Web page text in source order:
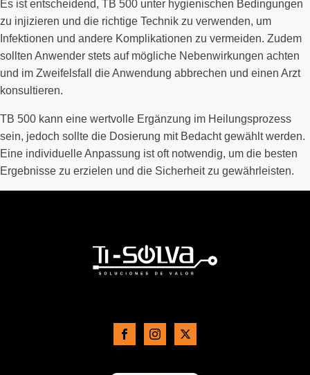
Es ist entscheidend, TB 500 unter hygienischen Bedingungen
zu injizieren und die richtige Technik zu verwenden, um
Infektionen und andere Komplikationen zu vermeiden. Zudem
sollten Anwender stets auf mögliche Nebenwirkungen achten
und im Zweifelsfall die Anwendung abbrechen und einen Arzt
konsultieren.
TB 500 kann eine wertvolle Ergänzung im Heilungsprozess
sein, jedoch sollte die Dosierung mit Bedacht gewählt werden.
Eine individuelle Anpassung ist oft notwendig, um die besten
Ergebnisse zu erzielen und die Sicherheit zu gewährleisten.